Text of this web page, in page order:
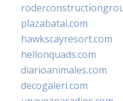
plazabatai.com
hawkscayresort.com
hellonquads.com
diarioanimales.com
decogaleri.com